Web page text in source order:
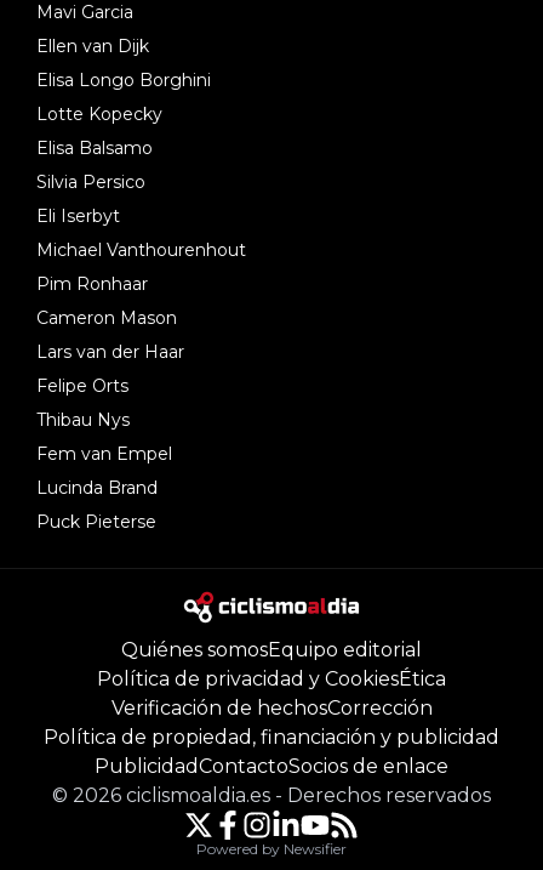
Mavi Garcia
Ellen van Dijk
Elisa Longo Borghini
Lotte Kopecky
Elisa Balsamo
Silvia Persico
Eli Iserbyt
Michael Vanthourenhout
Pim Ronhaar
Cameron Mason
Lars van der Haar
Felipe Orts
Thibau Nys
Fem van Empel
Lucinda Brand
Puck Pieterse
Quiénes somosEquipo editorial
Política de privacidad y CookiesÉtica
Verificación de hechosCorrección
Política de propiedad, financiación y publicidad
PublicidadContactoSocios de enlace
© 2026 ciclismoaldia.es - Derechos reservados
Powered by Newsifier